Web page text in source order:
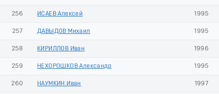
256 ИСАЕВ Алексей 1995
257 ДАВЫДОВ Михаил 1995
258 КИРИЛЛОВ Иван 1996
259 НЕХОРОШКОВ Александр 1995
260 НАУМКИН Иван 1997